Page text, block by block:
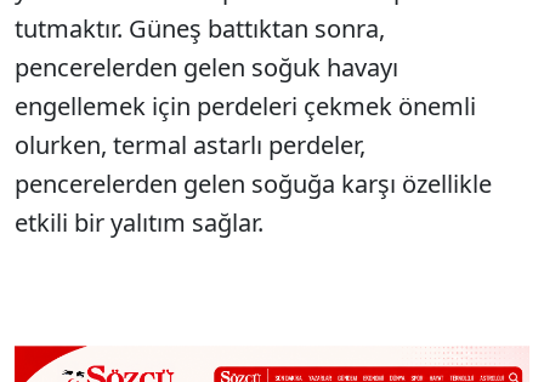
tutmaktır. Güneş battıktan sonra,
pencerelerden gelen soğuk havayı
engellemek için perdeleri çekmek önemli
olurken, termal astarlı perdeler,
pencerelerden gelen soğuğa karşı özellikle
etkili bir yalıtım sağlar.